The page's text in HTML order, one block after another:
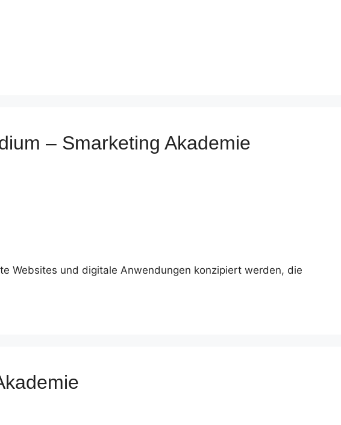
– Smarketing Akademie
Websites und digitale Anwendungen konzipiert werden, die